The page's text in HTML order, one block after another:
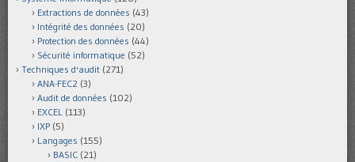
Extractions de données (43)
Intégrité des données (20)
Protection des données (44)
Sécurité informatique (52)
Techniques d'audit (271)
ANA-FEC2 (3)
Audit de données (102)
EXCEL (113)
IXP (5)
Langages (155)
BASIC (21)